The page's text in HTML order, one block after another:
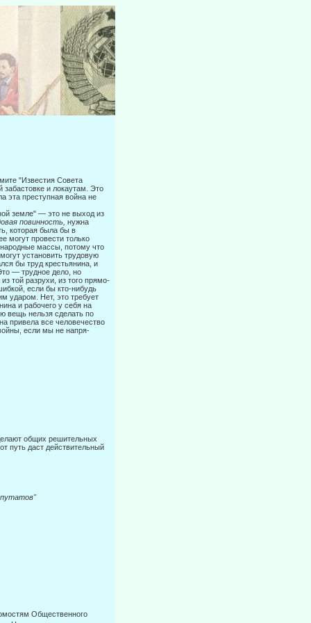
"Известия Совета
забастовке и локаутам. Это
эта преступная война не
земле" — это не выход из
повинность, нужна
которая была бы в
могут провести только
массы, потому что
уста­новить трудовую
бы труд крестьянина, и
— трудное дело, но
той разрухи, из того прямо-
если бы кто-нибудь
ударом. Нет, это требует
и рабочего у себя на
вещь нельзя сделать по
привела все человечество
если мы не напря-
общих решительных
путь даст действительный
Общественного